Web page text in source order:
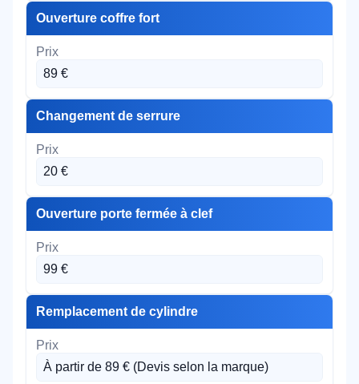
Ouverture coffre fort
89 €
Changement de serrure
20 €
Ouverture porte fermée à clef
99 €
Remplacement de cylindre
À partir de 89 € (Devis selon la marque)